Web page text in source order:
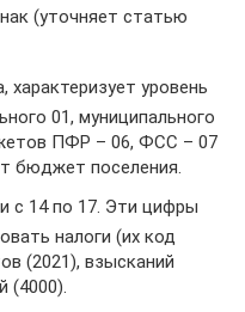
(уточняет статью
уровень
01, муниципального
ПФР – 06, ФСС – 07
бюджет поселения.
с 14 по 17. Эти цифры
налоги (их код
(2021), взысканий
(4000).